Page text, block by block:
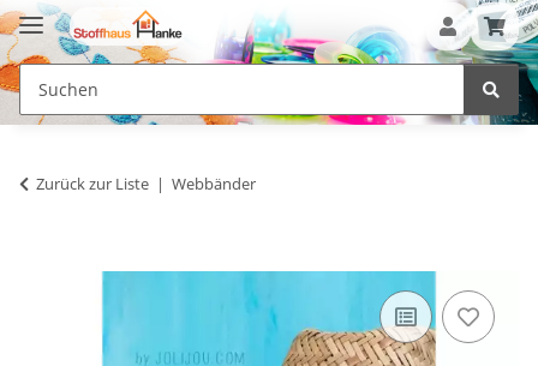
Zurück zur Liste Webbänder